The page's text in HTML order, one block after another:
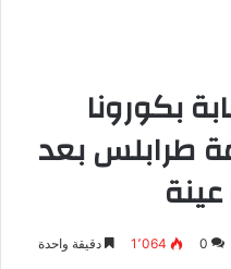
(79) إصابة بكورونا
طرابلس بعد
0 1٬064 دقيقة واحدة